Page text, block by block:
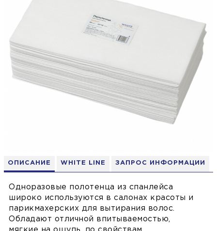
ОПИСАНИЕ WHITE LINE ЗАПРОС ИНФОРМАЦИИ
Одноразовые полотенца из спанлейса
широко используются в салонах красоты и
парикмахерских для вытирания волос.
Обладают отличной впитываемостью,